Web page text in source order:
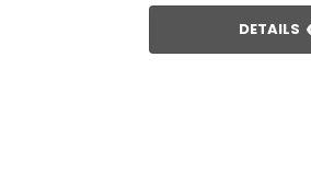
DETAILS